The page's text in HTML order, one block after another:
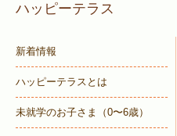
ハッピーテラス
新着情報
ハッピーテラスとは
未就学のお子さま （0〜6歳）